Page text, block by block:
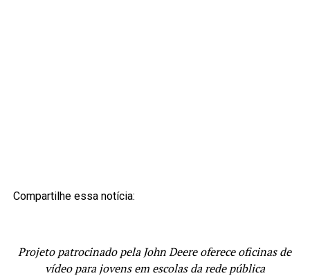
Compartilhe essa notícia:
Projeto patrocinado pela John Deere oferece oficinas de
vídeo para jovens em escolas da rede pública